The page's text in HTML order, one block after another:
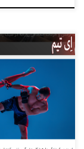
زندگی امروز ما
نشستن پشت
دست‌ها می‌شود.
مؤثر برای
اهمیت دارد؟